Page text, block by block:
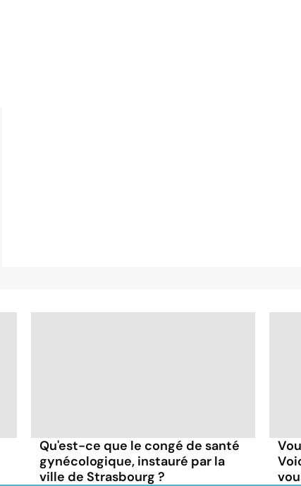
Qu'est-ce que le congé de santé
gynécologique, instauré par la
ville de Strasbourg ?